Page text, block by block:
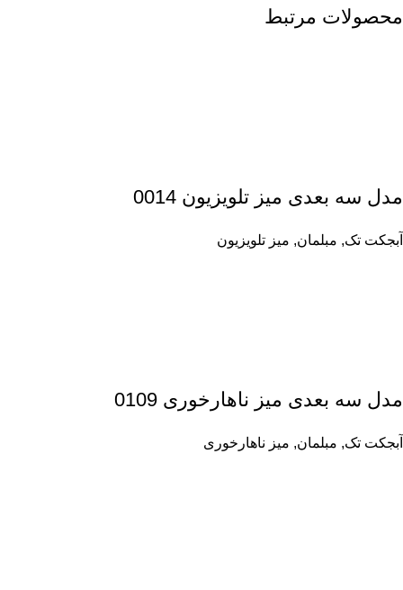
محصولات مرتبط
مدل سه بعدی میز تلویزیون 0014
آبجکت تک, مبلمان, میز تلویزیون
مدل سه بعدی میز ناهارخوری 0109
آبجکت تک, مبلمان, میز ناهارخوری